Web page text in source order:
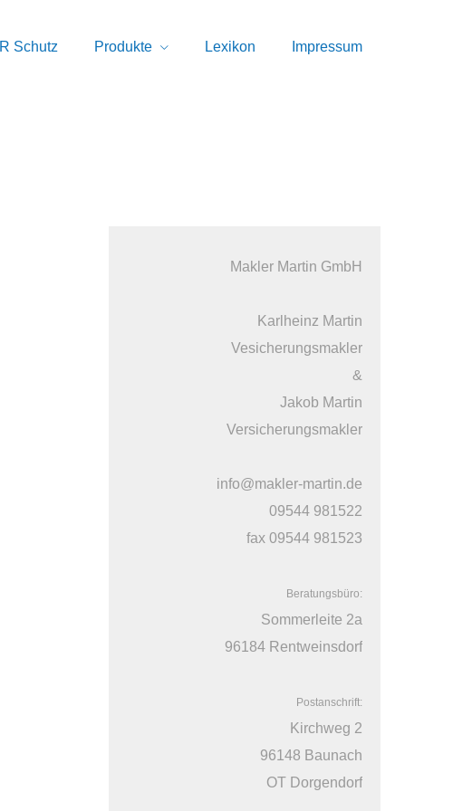
Schutz Produkte Lexikon Impressum
Makler Martin GmbH
Karlheinz Martin
Vesicherungsmakler
&
Jakob Martin
Versicherungsmakler
info@makler-martin.de
09544 981522
fax 09544 981523
Beratungsbüro:
Sommerleite 2a
96184 Rentweinsdorf
Postanschrift:
Kirchweg 2
96148 Baunach
OT Dorgendorf